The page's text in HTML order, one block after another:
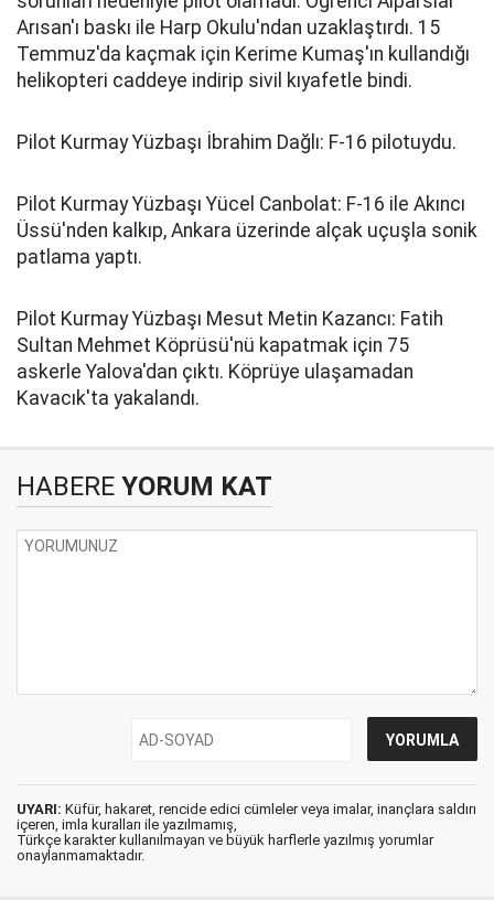
Arısan'ı baskı ile Harp Okulu'ndan uzaklaştırdı. 15
Temmuz'da kaçmak için Kerime Kumaş'ın kullandığı
helikopteri caddeye indirip sivil kıyafetle bindi.
Pilot Kurmay Yüzbaşı İbrahim Dağlı: F-16 pilotuydu.
Pilot Kurmay Yüzbaşı Yücel Canbolat: F-16 ile Akıncı
Üssü'nden kalkıp, Ankara üzerinde alçak uçuşla sonik
patlama yaptı.
Pilot Kurmay Yüzbaşı Mesut Metin Kazancı: Fatih
Sultan Mehmet Köprüsü'nü kapatmak için 75
askerle Yalova'dan çıktı. Köprüye ulaşamadan
Kavacık'ta yakalandı.
HABERE YORUM KAT
UYARI: Küfür, hakaret, rencide edici cümleler veya imalar, inançlara saldırı
içeren, imla kuralları ile yazılmamış,
Türkçe karakter kullanılmayan ve büyük harflerle yazılmış yorumlar
onaylanmamaktadır.